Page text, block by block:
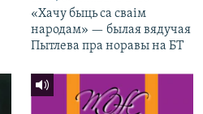
«Хачу быць са сваім
народам» — былая вядучая
Пытлева пра норавы на БТ